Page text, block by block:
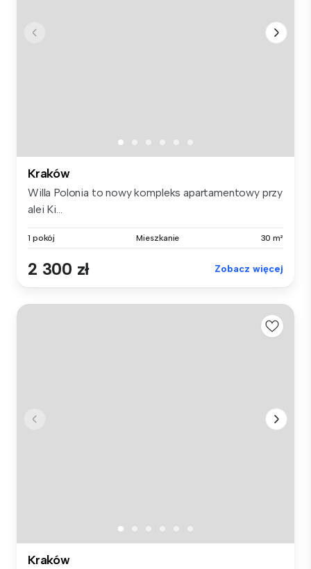
Kraków
Willa Polonia to nowy kompleks apartamentowy przy
alei Ki...
1 pokój Mieszkanie 30 m²
2 300 zł Zobacz więcej
Kraków